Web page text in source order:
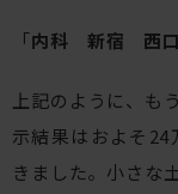
「内科 新宿 西
上記のように、も
示結果はおよそ
きました。小さな